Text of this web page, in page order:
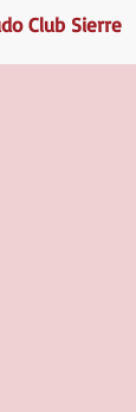
Club Sierre